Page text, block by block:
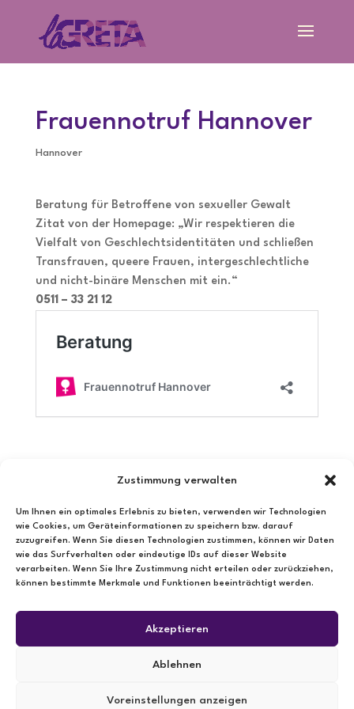
Zustimmung verwalten
Um Ihnen ein optimales Erlebnis zu bieten, verwenden wir Technologien
wie Cookies, um Geräteinformationen zu speichern bzw. darauf
zuzugreifen. Wenn Sie diesen Technologien zustimmen, können wir Daten
wie das Surfverhalten oder eindeutige IDs auf dieser Website
verarbeiten. Wenn Sie Ihre Zustimmung nicht erteilen oder zurückziehen,
können bestimmte Merkmale und Funktionen beeinträchtigt werden.
Akzeptieren
Ablehnen
Voreinstellungen anzeigen
Frauennotruf Hannover
Hannover
Beratung für Betroffene von sexueller Gewalt
Zitat von der Homepage: „Wir respektieren die
Vielfalt von Geschlechtsidentitäten und schließen
Transfrauen, queere Frauen, intergeschlechtliche
und nicht-binäre Menschen mit ein.“
0511 – 33 21 12
←Fachdienst Sozialpsychiatrischer Dienst
Frauenberatung Hannover